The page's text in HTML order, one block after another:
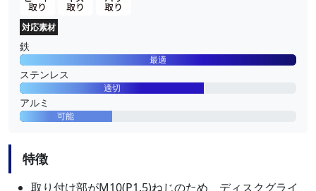
対応素材
鉄
最適
ステンレス
適切
アルミ
可能
特徴
取り付け部がM10(P1.5)ねじのため、ディスクグライ